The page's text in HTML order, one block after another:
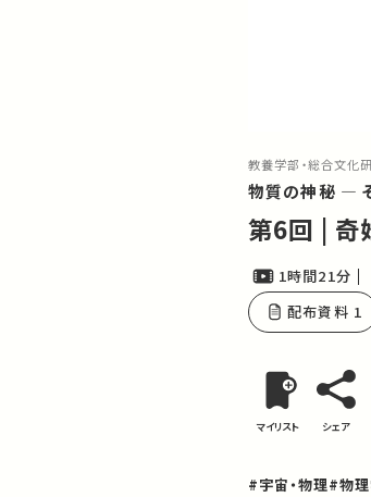
教養学部・総合文化
物質の神秘 ―
第6回 | 奇
1時間21分
配布資料 1
マイリスト シェア
#宇宙・物理#物